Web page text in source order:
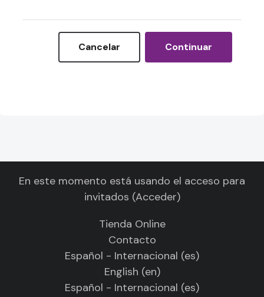
Cancelar Continuar
En este momento está usando el acceso para
invitados (Acceder)
Tienda Online
Contacto
Español - Internacional ‎(es)‎
English ‎(en)‎
Español - Internacional ‎(es)‎